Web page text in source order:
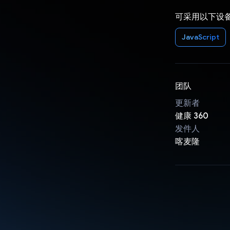
可采用以下设
JavaScript
团队
更新者
健康 360
发件人
喀麦隆